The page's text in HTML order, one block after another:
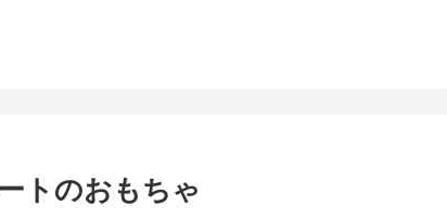
トのおもちゃ